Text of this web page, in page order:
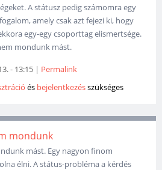
A státusz pedig számomra egy
amely csak azt fejezi ki, hogy
egy-egy csoporttag elismertsége.
mondunk mást.
- 13:15 | Permalink
és bejelentkezésszükséges
mondunk
mást. Egy nagyon finom
élni. A státus-probléma a kérdés